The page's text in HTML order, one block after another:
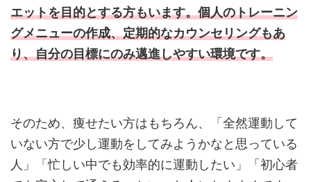
エットを目的とする方もいます。個人のトレーニン
グメニューの作成、定期的なカウンセリングもあ
り、自分の目標にのみ邁進しやすい環境です。
そのため、痩せたい方はもちろん、「全然運動して
いない方で少し運動をしてみようかなと思っている
人」「忙しい中でも効率的に運動したい」「初心者